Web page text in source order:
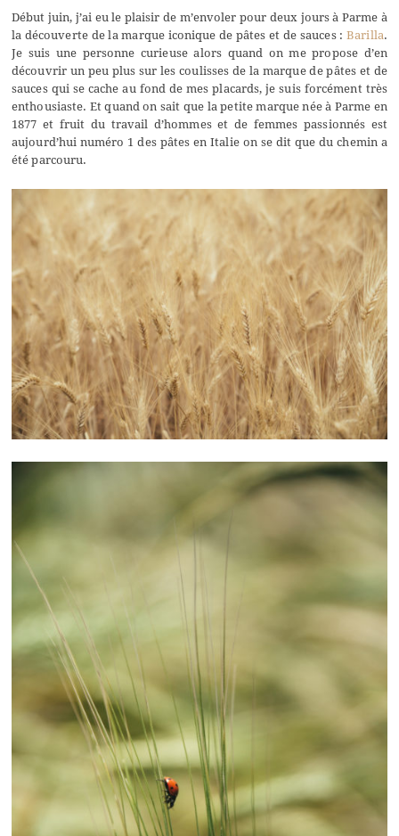
Début juin, j’ai eu le plaisir de m’envoler pour deux jours à Parme à
la découverte de la marque iconique de pâtes et de sauces :Barilla.
Je suis une personne curieuse alors quand on me propose d’en
découvrir un peu plus sur les coulisses de la marque de pâtes et de
sauces qui se cache au fond de mes placards, je suis forcément très
enthousiaste. Et quand on sait que la petite marque née à Parme en
1877 et fruit du travail d’hommes et de femmes passionnés est
aujourd’hui numéro 1 des pâtes en Italie on se dit que du chemin a
été parcouru.